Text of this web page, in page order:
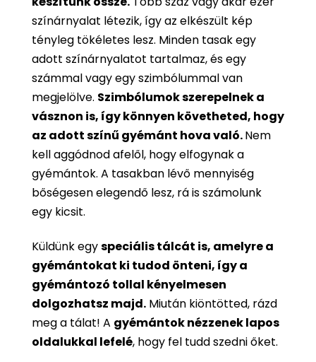
színárnyalat létezik, így az elkészült kép
tényleg tökéletes lesz. Minden tasak egy
adott színárnyalatot tartalmaz, és egy
számmal vagy egy szimbólummal van
megjelölve. Szimbólumok szerepelnek a
vásznon is, így könnyen követheted, hogy
az adott színű gyémánt hova való.Nem
kell aggódnod afelől, hogy elfogynak a
gyémántok. A tasakban lévő mennyiség
bőségesen elegendő lesz, rá is számolunk
egy kicsit.
Küldünk egyspeciális tálcát is, amelyre a
gyémántokat ki tudod önteni, így a
gyémántozó tollal kényelmesen
dolgozhatsz majd. Miután kiöntötted, rázd
meg a tálat! A gyémántok nézzenek lapos
oldalukkal lefelé, hogy fel tudd szedni őket.